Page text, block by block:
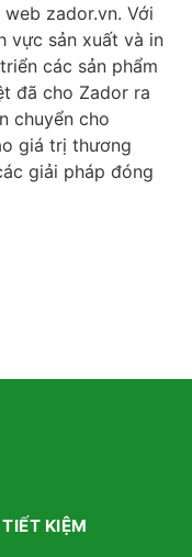
zador.vn. Với
vực sản xuất và in
các sản phẩm
đã cho Zador ra
chuyển cho
giá trị thương
giải pháp đóng
KIỆM